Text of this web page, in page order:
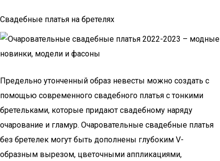
Свадебные платья на бретелях
Предельно утонченный образ невесты можно создать с
помощью современного свадебного платья с тонкими
бретельками, которые придают свадебному наряду
очарование и гламур. Очаровательные свадебные платья
без бретелек могут быть дополнены глубоким V-
образным вырезом, цветочными аппликациями,